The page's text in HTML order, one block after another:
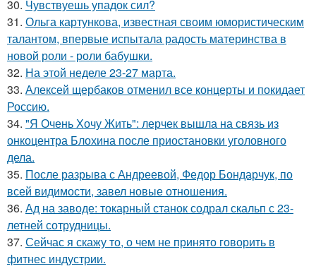
30. Чувствуешь упадок сил?
31. Ольга картункова, известная своим юмористическим
талантом, впервые испытала радость материнства в
новой роли - роли бабушки.
32. На этой неделе 23-27 марта.
33. Алексей щербаков отменил все концерты и покидает
Россию.
34. "Я Очень Хочу Жить": лерчек вышла на связь из
онкоцентра Блохина после приостановки уголовного
дела.
35. После разрыва с Андреевой, Федор Бондарчук, по
всей видимости, завел новые отношения.
36. Ад на заводе: токарный станок содрал скальп с 23-
летней сотрудницы.
37. Сейчас я скажу то, о чем не принято говорить в
фитнес индустрии.